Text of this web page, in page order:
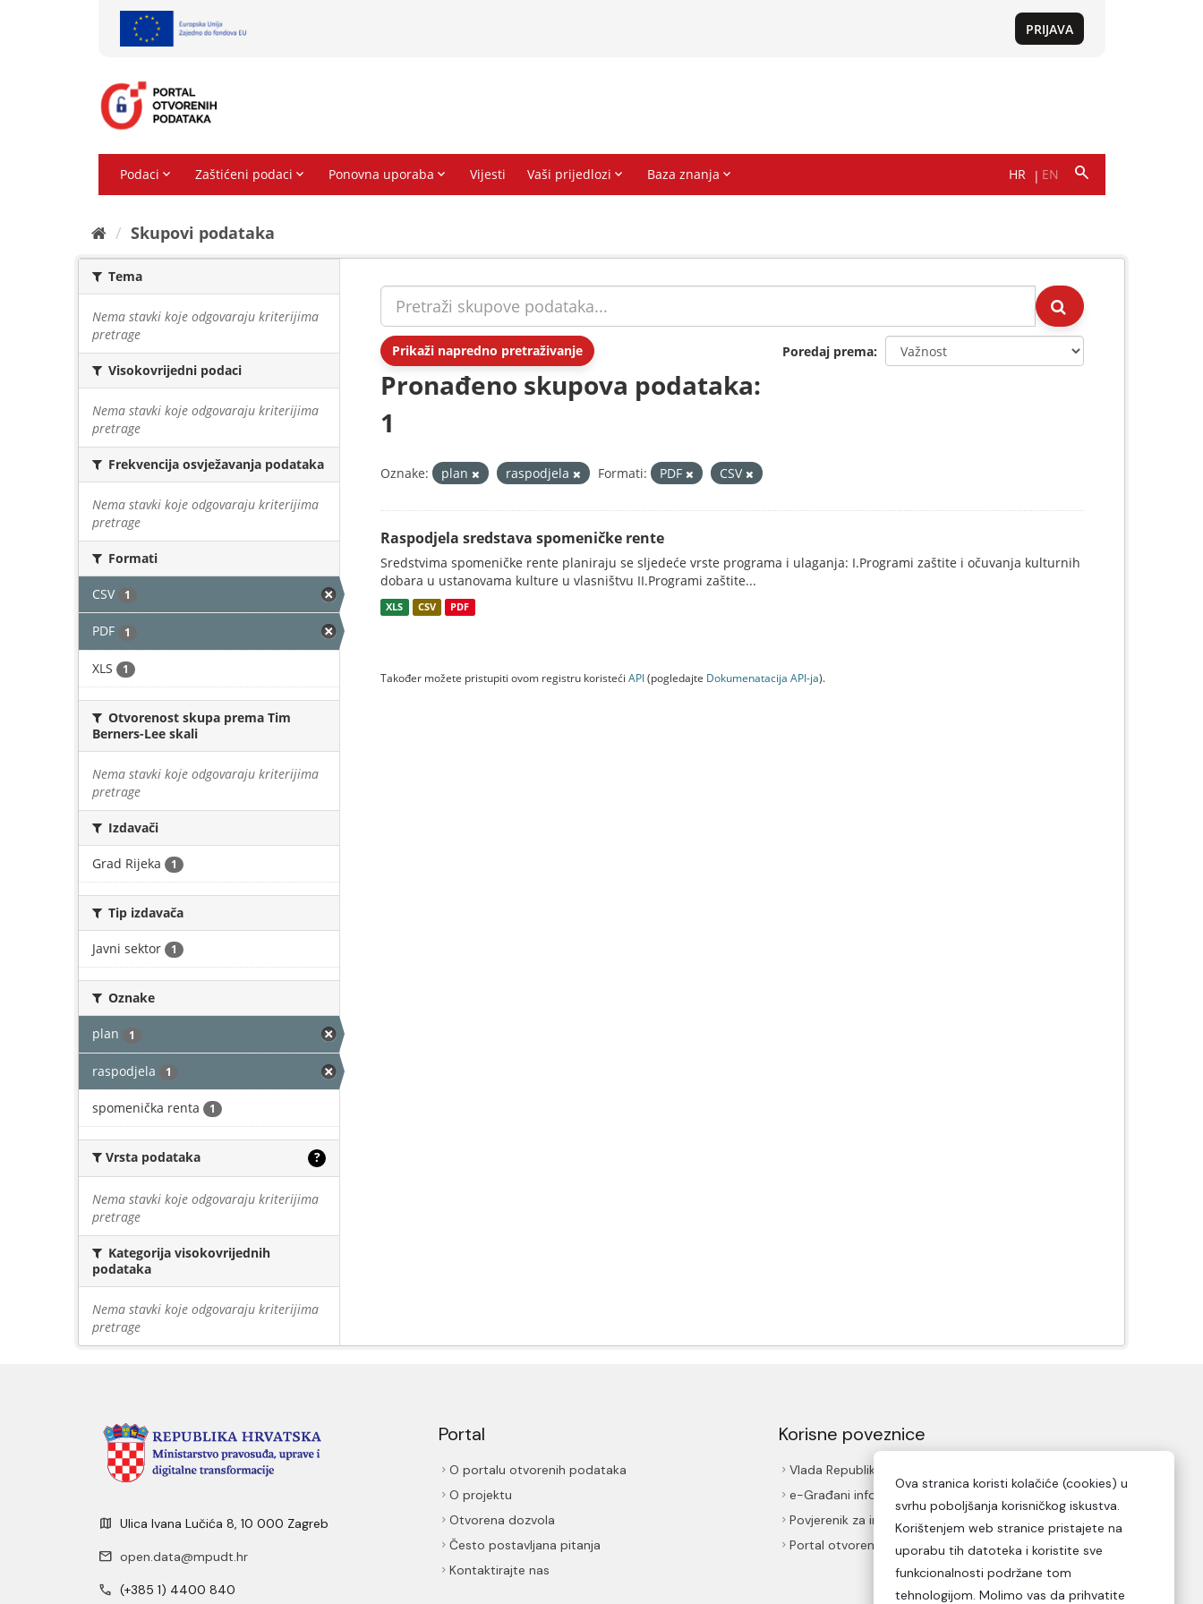
Skupovi podаtаkа
Tema
Nema stavki koje odgovaraju kriterijima
pretrage
Visokovrijedni podaci
Nema stavki koje odgovaraju kriterijima
pretrage
Frekvencija osvježavanja podataka
Nema stavki koje odgovaraju kriterijima
pretrage
Formati
CSV 1
PDF 1
XLS 1
Otvorenost skupa prema Tim
Berners-Lee skali
Nema stavki koje odgovaraju kriterijima
pretrage
Izdavači
Grad Rijeka 1
Tip izdavača
Javni sektor 1
Oznake
plan 1
raspodjela 1
spomenička renta 1
Vrsta podataka ?
Nema stavki koje odgovaraju kriterijima
pretrage
Kategorija visokovrijednih
podataka
Nema stavki koje odgovaraju kriterijima
pretrage
Prikaži napredno pretraživanje Poredaj prema
Pronađeno skupova podataka:
1
Oznake: plan raspodjela Formati: PDF CSV
Raspodjela sredstava spomeničke rente
Sredstvima spomeničke rente planiraju se sljedeće vrste programa i ulaganja: I.Programi zaštite i očuvanja kulturnih
dobara u ustanovama kulture u vlasništvu II.Programi zaštite...
XLS CSV PDF
Također možete pristupiti ovom registru koristeći API(pogledajte Dokumenаtаcijа API-jа).